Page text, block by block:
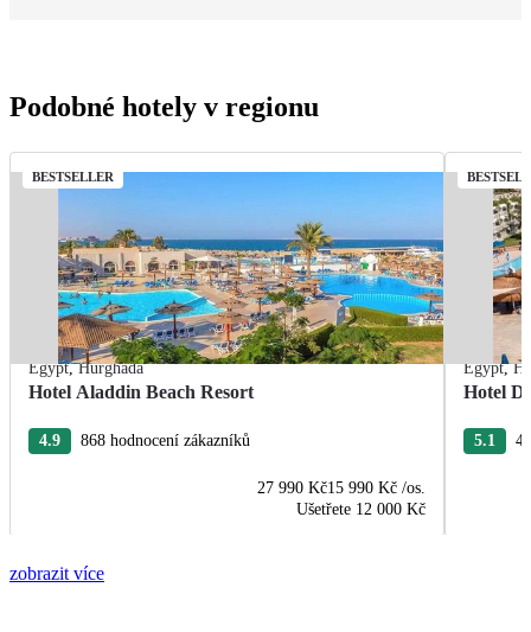
Podobné hotely v regionu
BESTSELLER
Egypt,Hurghada
Hotel Aladdin Beach Resort
4.9 868 hodnocení zákazníků
27 990 Kč15 990 Kč /os.
Ušetřete 12 000 Kč
Egypt,
Hotel
5.1
zobrazit více